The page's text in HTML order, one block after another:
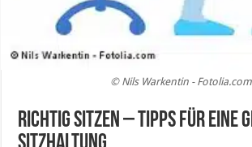
© Nils Warkentin - Fotolia.com
Richtig sitzen – Tipps für eine